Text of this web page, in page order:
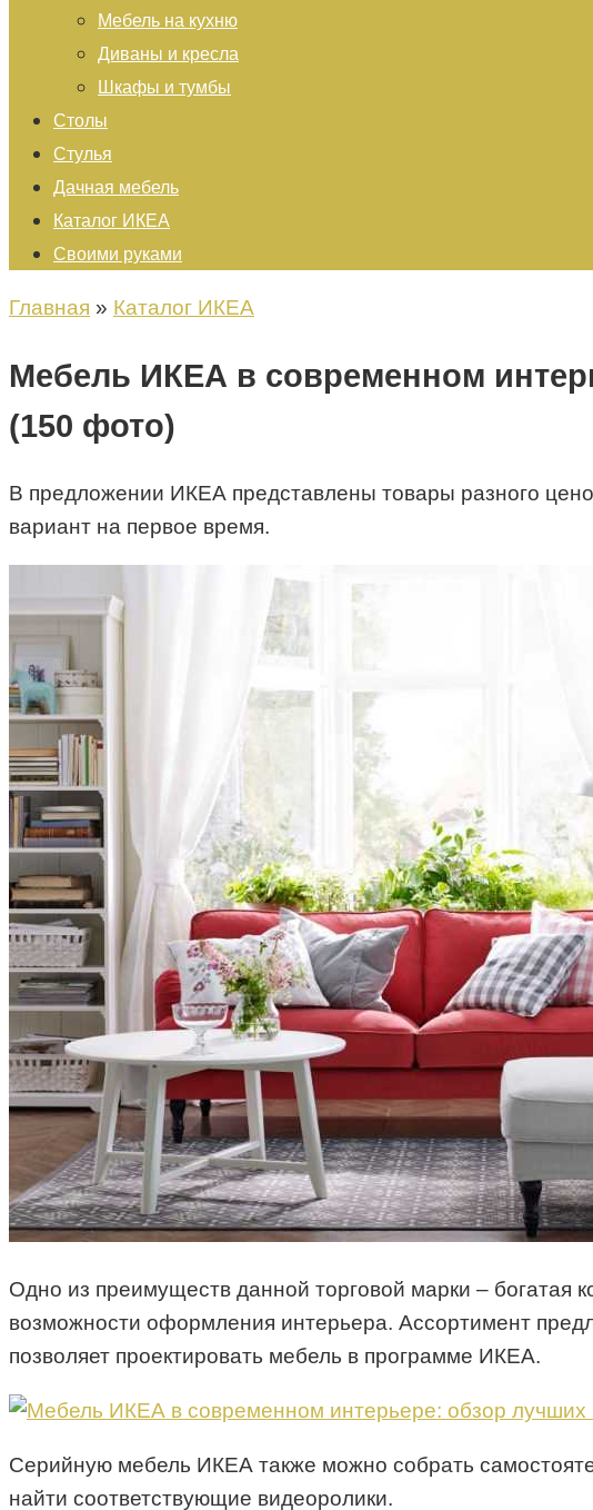
Мебель на кухню
Диваны и кресла
Шкафы и тумбы
Столы
Стулья
Дачная мебель
Каталог ИКЕА
Своими руками
Главная » Каталог ИКЕА
Мебель ИКЕА в современном
(150 фото)
В предложении ИКЕА представлены товары разного
вариант на первое время.
Одно из преимуществ данной торговой марки – богатая
возможности оформления интерьера. Ассортимент
позволяет проектировать мебель в программе ИКЕА.
Серийную мебель ИКЕА также можно собрать
найти соответствующие видеоролики.